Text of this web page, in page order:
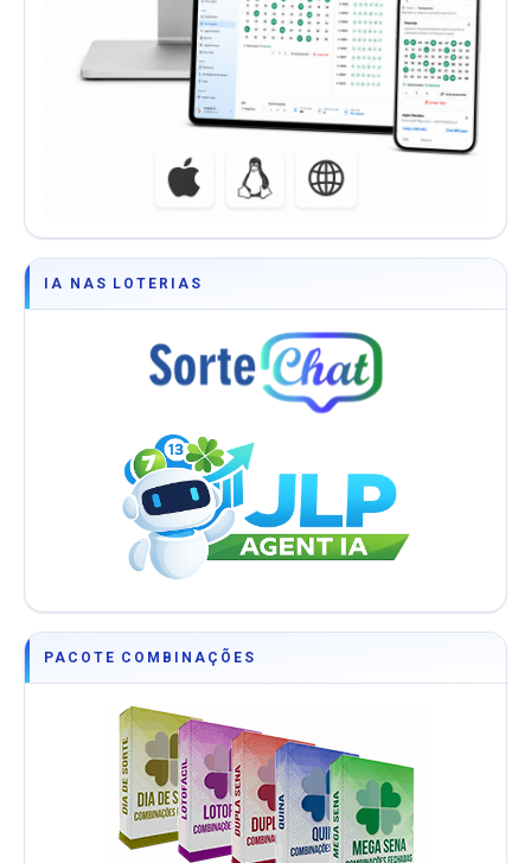
IA NAS LOTERIAS
PACOTE COMBINAÇÕES